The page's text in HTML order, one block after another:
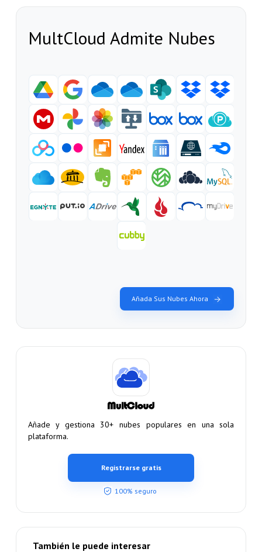
MultCloud Admite Nubes
Añada Sus Nubes Ahora
Añade y gestiona 30+ nubes populares en una sola
plataforma.
Registrarse gratis
100% seguro
También le puede interesar